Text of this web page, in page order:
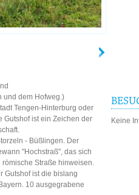
und dem Hofweg.)
Tengen-Hinterburg oder
Gutshof ist ein Zeichen der
- Büßlingen. Der
"Hochstraß", das sich
Straße hinweisen.
Gutshof ist die bislang
10 ausgegrabene
Keine